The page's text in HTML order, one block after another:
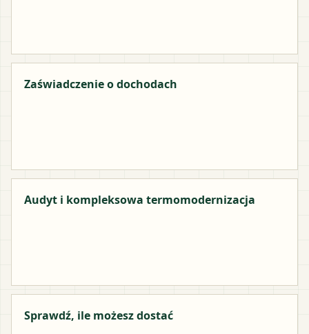
Zaświadczenie o dochodach
Audyt i kompleksowa termomodernizacja
Sprawdź, ile możesz dostać